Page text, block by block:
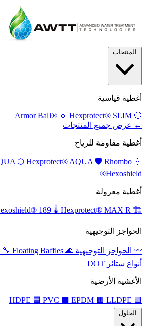
المنتجات
أغطية قياسية
🔵
🔹 Hexprotect® SLIM
← عرض جميع المنتجات
أغطية مقاومة للرياح
💧
⬡ Hexprotect® AQUA 🛡️ Rhombo
Hexoshield®
أغطية معزولة
🏗️
🌡️ Hexprotect® MAX R
الحواجز التوجيهية
〰️ الحواجز التوجيهية 🌊
🔧
أنواع ستائر DOT
الأغشية الأرضية
🟩
🟦 PVC EPDM 🟫 LLDPE
الحلول